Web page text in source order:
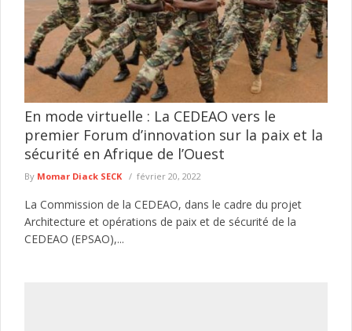
En mode virtuelle : La CEDEAO vers le
premier Forum d’innovation sur la paix et la
sécurité en Afrique de l’Ouest
By Momar Diack SECK février 20, 2022
La Commission de la CEDEAO, dans le cadre du projet
Architecture et opérations de paix et de sécurité de la
CEDEAO (EPSAO),...